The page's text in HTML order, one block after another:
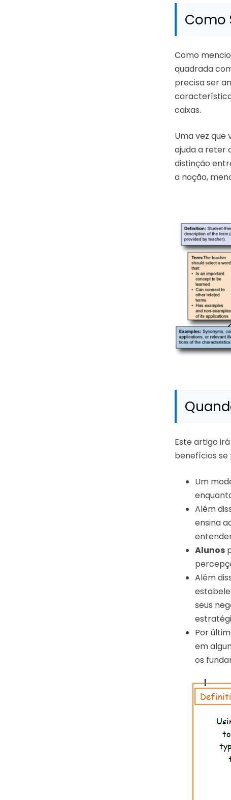
Como
Como
quadrada
precisa ser
caixas.
Uma vez que
ajuda a reter
distinção
a noção,
Este artigo
benefícios
Um
Além
ensina
Alunos
Além
seus
Por
em
os